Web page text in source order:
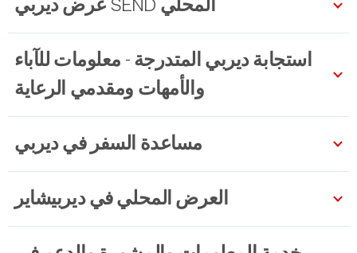
عرض ديربي SEND المحلي
استجابة ديربي المتدرجة - معلومات للآباء
والأمهات ومقدمي الرعاية
مساعدة السفر في ديربي
العرض المحلي في ديربيشاير